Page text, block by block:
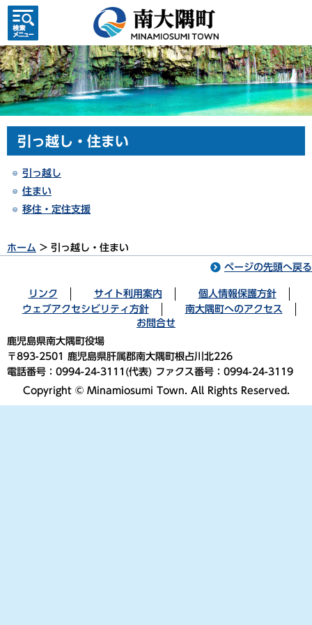
検索・
共通メ
ニュー
引っ越し・住まい
引っ越し
住まい
移住・定住支援
ホーム > 引っ越し・住まい
ページの先頭へ戻る
リンク サイト利用案内
個人情報保護方針
ウェブアクセシビリティ方針
南大隅町へのアクセス
お問合せ
鹿児島県南大隅町役場
〒893-2501 鹿児島県肝属郡南大隅町根占川北226
電話番号：0994-24-3111(代表) ファクス番号：0994-24-3119
Copyright © Minamiosumi Town. All Rights Reserved.